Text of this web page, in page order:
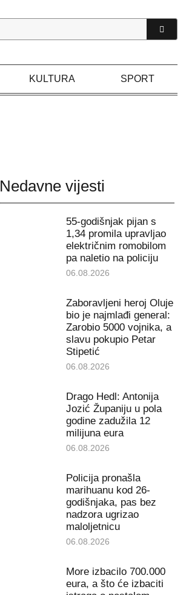
KULTURA SPORT
Nedavne vijesti
55-godišnjak pijan s
1,34 promila upravljao
električnim romobilom
pa naletio na policiju
06.08.2026
Zaboravljeni heroj Oluje
bio je najmlađi general:
Zarobio 5000 vojnika, a
slavu pokupio Petar
Stipetić
06.08.2026
Drago Hedl: Antonija
Jozić Županiju u pola
godine zadužila 12
milijuna eura
06.08.2026
Policija pronašla
marihuanu kod 26-
godišnjaka, pas bez
nadzora ugrizao
maloljetnicu
06.08.2026
More izbacilo 700.000
eura, a što će izbaciti